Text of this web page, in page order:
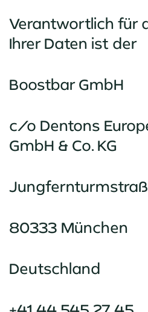
Verantwortlich für
Ihrer Daten ist der
Boostbar GmbH
c/o Dentons
GmbH & Co. KG
80333 München
Deutschland